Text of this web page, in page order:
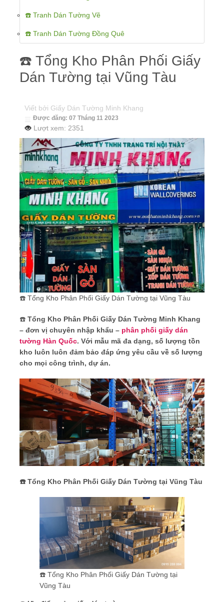
☎️ Tranh Dán Tường Vẽ
☎️ Tranh Dán Tường Đồng Quê
☎️ Tổng Kho Phân Phối Giấy
Dán Tường tại Vũng Tàu
Viết bởi Giấy Dán Tường Minh Khang
Được đăng: 07 Tháng 11 2023
Lượt xem: 2351
☎️ Tổng Kho Phân Phối Giấy Dán Tường tại Vũng Tàu
☎️ Tổng Kho Phân Phối Giấy Dán Tường Minh Khang
– đơn vị chuyên nhập khẩu – phân phối giấy dán
tường Hàn Quốc. Với mẫu mã đa dạng, số lượng tồn
kho luôn luôn đảm bảo đáp ứng yêu cầu về số lượng
cho mọi công trình, dự án.
☎️ Tổng Kho Phân Phối Giấy Dán Tường tại Vũng Tàu
☎️ Tổng Kho Phân Phối Giấy Dán Tường tại
Vũng Tàu